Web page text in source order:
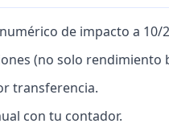
de impacto a 10/
(no solo rendimiento
transferencia.
con tu contador.